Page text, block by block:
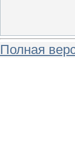
Полная